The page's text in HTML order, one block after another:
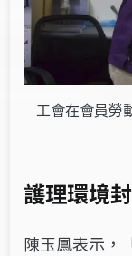
工會在會員勞
護理環境
陳玉鳳表示，